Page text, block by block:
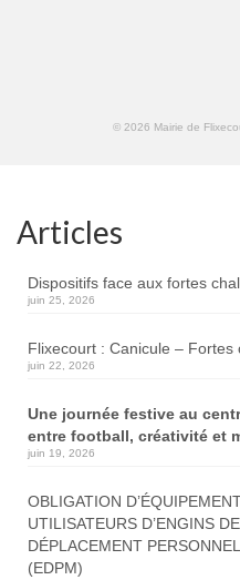
© 2026 Mairie de
Articles
Dispositifs face aux fortes
juin 25, 2026
Flixecourt : Canicule – Fortes
juin 22, 2026
Une journée festive au
entre football, créativité et
juin 19, 2026
OBLIGATION
UTILISATEURS D’ENGINS DE
DÉPLACEMENT
(EDPM)